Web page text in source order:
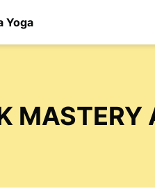
Yoga
MASTERY